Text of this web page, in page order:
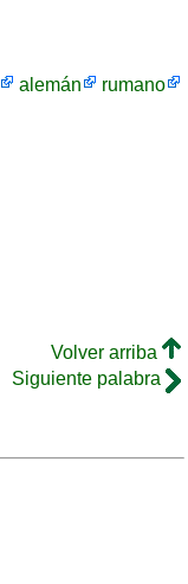
alemán
rumano
Volver arriba
Siguiente palabra